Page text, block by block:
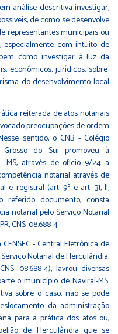
análise descritiva investigar,
de como se desenvolve
representantes municipais ou
com intuito de
como investigar à luz da
econômicos, jurídicos, sobre
do desenvolvimento local
reiterada de atos notariais
preocupações de ordem
sentido, o CNB - Colégio
do Sul promoveu à
MS, através de ofício 9/24 a
notarial através de
e registral (art. 9º e art. 31, II,
referido documento, consta
notarial pelo Serviço Notarial
CNS: 08.688-4
- Central Eletrônica de
Notarial de Herculândia,
08.688-4), lavrou diversas
o município de Naviraí-MS.
sobre o caso, não se pode
da administração
para a prática dos atos ou,
de Herculândia que se